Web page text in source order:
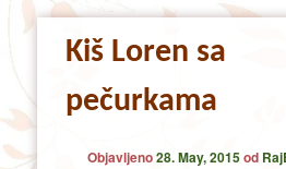
Kiš Loren sa
pečurkama
Objavljeno28. May, 2015od